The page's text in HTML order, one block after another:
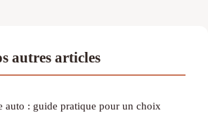
autres articles
auto : guide pratique pour un choix